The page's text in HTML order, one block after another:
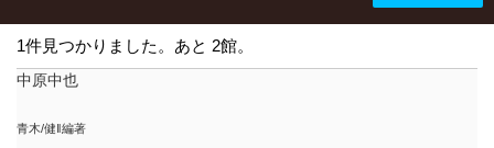
1件見つかりました。あと 2館。
中原中也
青木/健‖編著